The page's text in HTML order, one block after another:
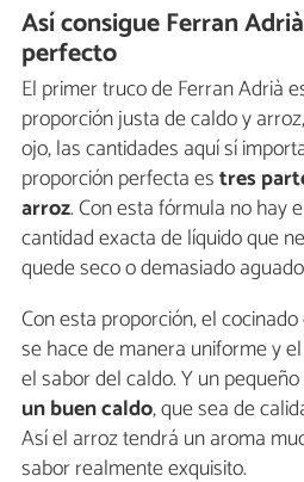
Así consigue Ferran
perfecto
El primer truco de Ferran Adrià
proporción justa de caldo y
ojo, las cantidades aquí sí
proporción perfecta estres
arroz. Con esta fórmula no hay
cantidad exacta de líquido que
quede seco o demasiado
Con esta proporción, el
se hace de manera uniforme y
el sabor del caldo. Y un
un buen caldo, que sea de
Así el arroz tendrá un aroma
sabor realmente exquisito.